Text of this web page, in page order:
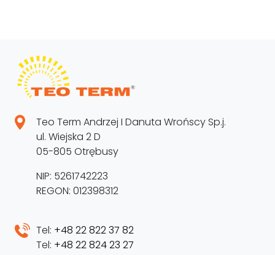
Teo Term Andrzej I Danuta Wrońscy Sp.j.
ul. Wiejska 2 D
05-805 Otrębusy
NIP: 5261742223
REGON: 012398312
Tel: +48 22 822 37 82
Tel: +48 22 824 23 27